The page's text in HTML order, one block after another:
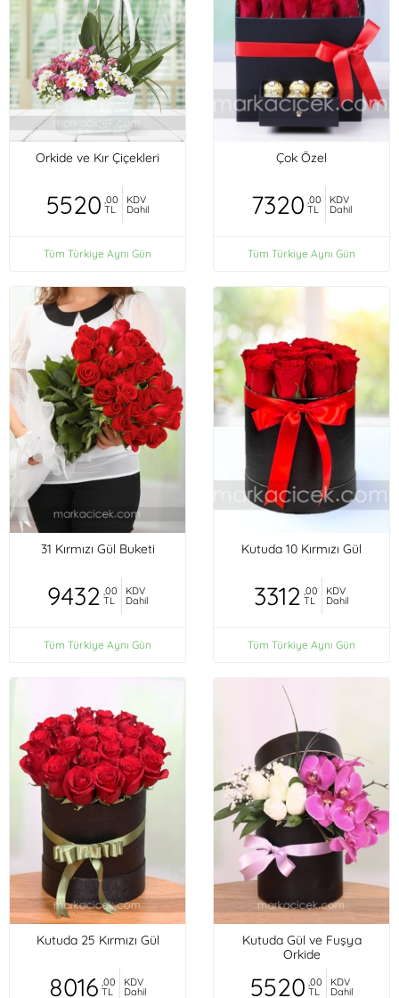
Orkide ve Kır Çiçekleri
5520 ,00
TL
KDV
Dahil
Tüm Türkiye Aynı Gün
Çok Özel
7320 ,00
TL
KDV
Dahil
Tüm Türkiye Aynı Gün
31 Kırmızı Gül Buketi
9432 ,00
TL
KDV
Dahil
Tüm Türkiye Aynı Gün
Kutuda 10 Kırmızı Gül
3312 ,00
TL
KDV
Dahil
Tüm Türkiye Aynı Gün
Kutuda 25 Kırmızı Gül
8016 ,00
TL
KDV
Dahil
Kutuda Gül ve Fuşya
Orkide
5520 ,00
TL
KDV
Dahil